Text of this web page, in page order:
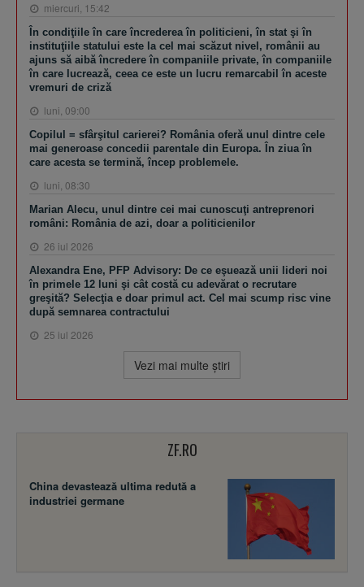
miercuri, 15:42
În condiţiile în care încrederea în politicieni, în stat şi în
instituţiile statului este la cel mai scăzut nivel, românii au
ajuns să aibă încredere în companiile private, în companiile
în care lucrează, ceea ce este un lucru remarcabil în aceste
vremuri de criză
luni, 09:00
Copilul = sfârşitul carierei? România oferă unul dintre cele
mai generoase concedii parentale din Europa. În ziua în
care acesta se termină, încep problemele.
luni, 08:30
Marian Alecu, unul dintre cei mai cunoscuţi antreprenori
români: România de azi, doar a politicienilor
26 iul 2026
Alexandra Ene, PFP Advisory: De ce eşuează unii lideri noi
în primele 12 luni şi cât costă cu adevărat o recrutare
greşită? Selecţia e doar primul act. Cel mai scump risc vine
după semnarea contractului
25 iul 2026
Vezi mai multe ştiri
ZF.RO
China devastează ultima redută a
industriei germane